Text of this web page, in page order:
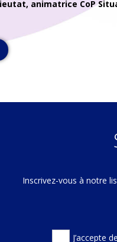
animatrice CoP
Inscrivez-vous à notre
J’accepte